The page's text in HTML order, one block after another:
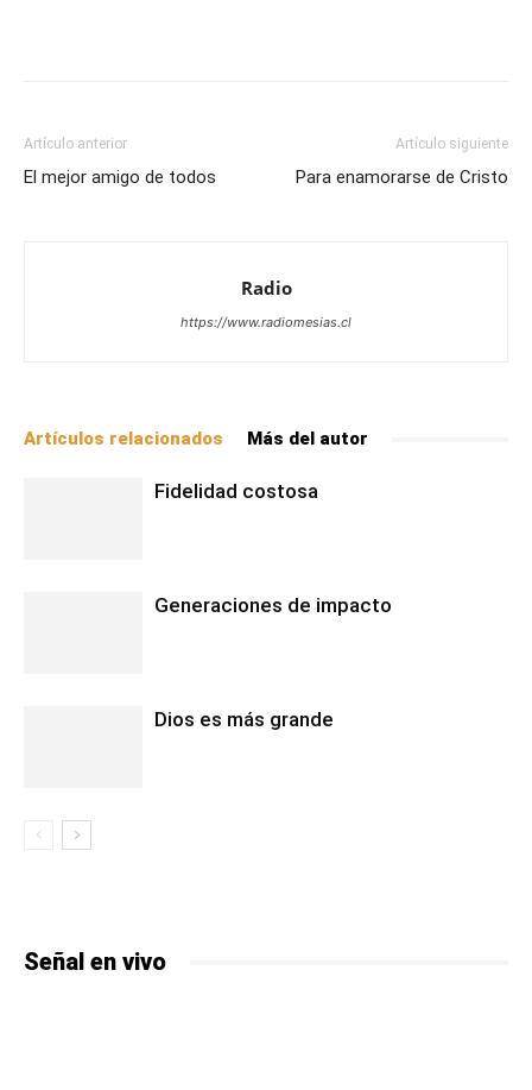
Artículo anterior
El mejor amigo de todos
Artículo siguiente
Para enamorarse de Cristo
Radio
https://www.radiomesias.cl
Artículos relacionados Más del autor
Fidelidad costosa
Generaciones de impacto
Dios es más grande
Señal en vivo